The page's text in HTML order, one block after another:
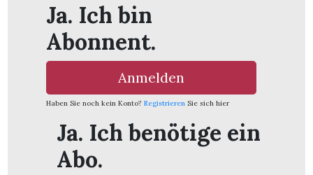
Ja. Ich bin
Abonnent.
Anmelden
Haben Sie noch kein Konto? Registrieren Sie sich hier
Ja. Ich benötige ein
Abo.